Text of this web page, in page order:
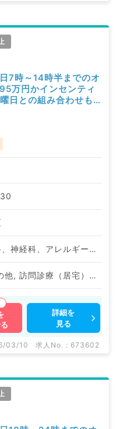
7時～14時半までのオ
万円かインセンティ
日との組み合わせも
神経内科、精神科、神経科、アレルギー科、リウマチ科、小児科、整形外科、形成外科、美容外科、脳神経外科、呼吸器外科、心臓血管外科、小児外科、皮膚科、泌尿器科、産婦人科、産科、婦人科、眼科、耳鼻咽喉科、気管食道科、放射線科、リハビリテーション科、麻酔科、ペインクリニック、人工透析科、緩和ケア科、一般内科、循環器内科、呼吸器内科、消化器内科、内分泌・代謝内科、腎臓内科、老年内科、外科系全般、一般外科、消化器外科、乳腺外科、総合診療科、美容皮膚科、健診・人間ドック、救急科・ＩＣＵ、病理科、基礎医学系、膠原病科、スポーツ整形外科、大腸・肛門外科、産業医、脊髄・脊椎外科
待機, その他, その他, 訪問診療（居宅）, 訪問診療（居宅）
詳細を
見る
03/10 求人No. : 673602